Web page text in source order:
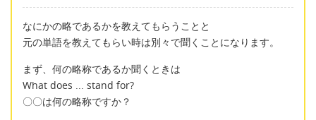
なにかの略であるかを教えてもらうことと
元の単語を教えてもらい時は別々で聞くことになります。
まず、何の略称であるか聞くときは
What does ... stand for?
〇〇は何の略称ですか？